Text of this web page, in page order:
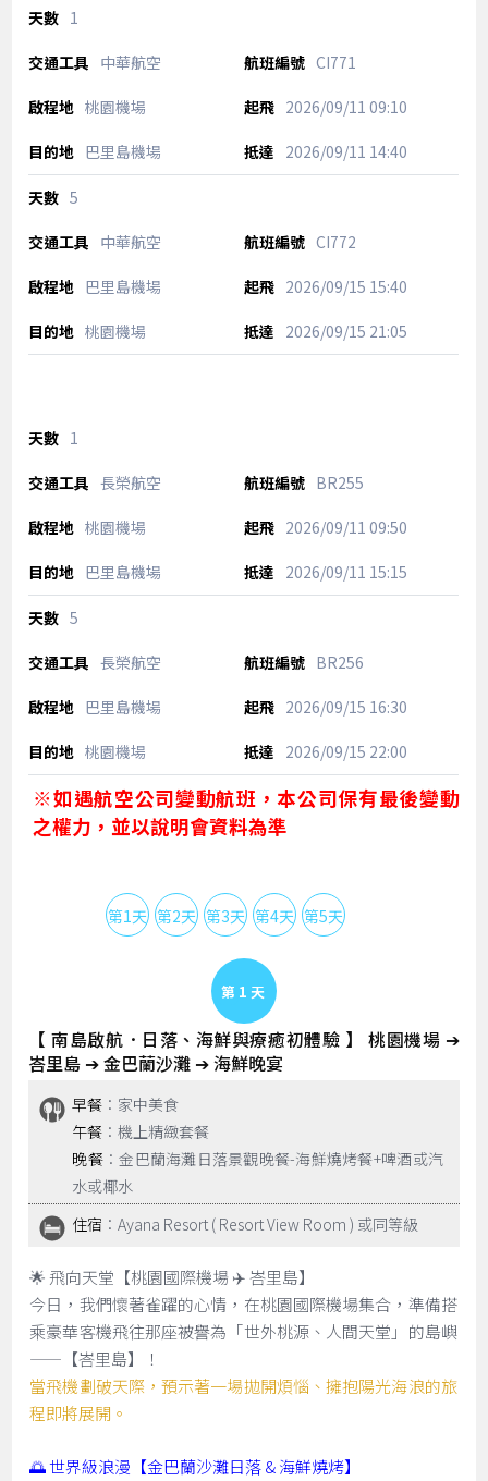
1
中華航空 CI771
桃園機場 2026/09/11 09:10
巴里島機場 2026/09/11 14:40
5
中華航空 CI772
巴里島機場 2026/09/15 15:40
桃園機場 2026/09/15 21:05
1
長榮航空 BR255
桃園機場 2026/09/11 09:50
巴里島機場 2026/09/11 15:15
5
長榮航空 BR256
巴里島機場 2026/09/15 16:30
桃園機場 2026/09/15 22:00
※如遇航空公司變動航班，本公司保有最後變動
之權力，並以說明會資料為準
第1天 第2天 第3天 第4天 第5天
Day 1
【 南島啟航．日落、海鮮與療癒初體驗 】 桃園機場 ➔
峇里島 ➔ 金巴蘭沙灘 ➔ 海鮮晚宴
早餐 ：家中美食
午餐 ：機上精緻套餐
晚餐 ：金巴蘭海灘日落景觀晚餐-海鮮燒烤餐+啤酒或汽
水或椰水
住宿 ：Ayana Resort ( Resort View Room ) 或同等級
🌟 飛向天堂【桃園國際機場 ✈️ 峇里島】
今日，我們懷著雀躍的心情，在桃園國際機場集合，準備搭
乘豪華客機飛往那座被譽為「世外桃源、人間天堂」的島嶼
——【峇里島】！
當飛機劃破天際，預示著一場拋開煩惱、擁抱陽光海浪的旅
程即將展開。
🌅 世界級浪漫【金巴蘭沙灘日落 & 海鮮燒烤】